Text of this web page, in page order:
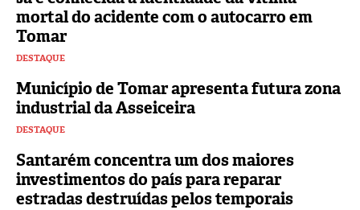
mortal do acidente com o autocarro em
Tomar
DESTAQUE
Município de Tomar apresenta futura zona
industrial da Asseiceira
DESTAQUE
Santarém concentra um dos maiores
investimentos do país para reparar
estradas destruídas pelos temporais